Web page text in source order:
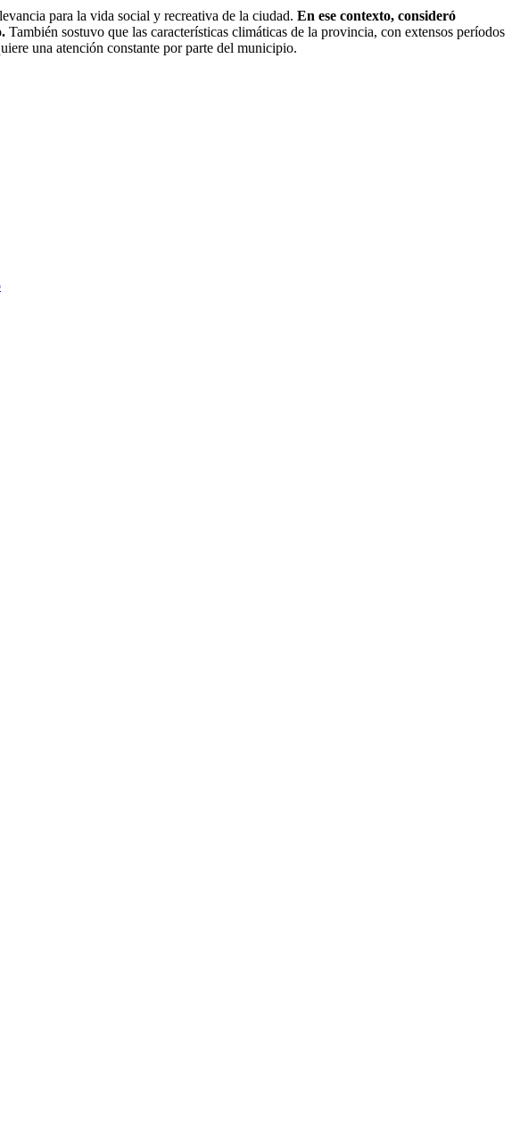
para la vida social y recreativa de la ciudad. En ese contexto, consideró
También sostuvo que las características climáticas de la provincia, con extensos períodos
una atención constante por parte del municipio.